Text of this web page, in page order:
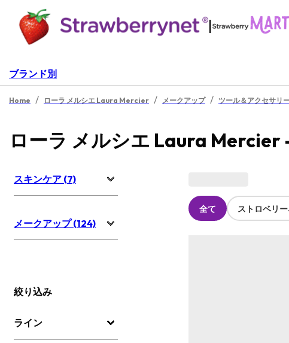
|
ブランド別
Home / ローラ メルシエ Laura Mercier / メークアップ / ツール＆アクセサリ
ローラ メルシエ Laura Mercier
スキンケア (7)
メークアップ (124)
絞り込み
ライン
全て ストロベリ